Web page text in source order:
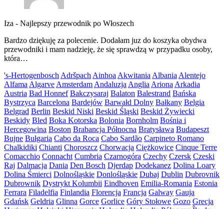
Iza - Najlepszy przewodnik po Włoszech
Bardzo dziękuję za polecenie. Dodałam juz do koszyka obydwa
przewodniki i mam nadzieję, że się sprawdzą w przypadku osoby,
która…
's-Hertogenbosch Adršpach Ainhoa Akwitania Albania Alentejo
Alfama Algarve Amsterdam Andaluzja Anglia Ariona Arkadia
Austria Bad Honnef Bakczysaraj Balaton Balestrand Bańska
Bystrzyca Barcelona Bardejów Barwałd Dolny Bałkany Belgia
Belgrad Berlin Beskid Niski Beskid Śląski Beskid Żywiecki
Beskidy Bled Boka Kotorska Bolonia Bornholm Bośnia i
Hercegowina Boston Brabancja Północna Bratysława Budapeszt
Bujne Bułgaria Cabo da Roca Cabo Sardão Carpineto Romano
Chalkidiki Chianti Choroszcz Chorwacja Ciężkowice Cinque Terre
Comacchio Connacht Cumbria Czarnogóra Czechy Czersk Czeski
Raj Dalmacja Dania Den Bosch Djerdap Dodekanez Dolina Loary
Dolina Śmierci Dolnośląskie Donlośląskie Dubaj Dublin Dubrovnik
Dubrownik Dystrykt Kolumbii Eindhoven Emilia-Romania Estonia
Ferrara Filadelfia Finlandia Florencja Francja Galway Gauja
Gdańsk Geldria Glinna Gorce Gorlice Góry Stołowe Gozo Grecja